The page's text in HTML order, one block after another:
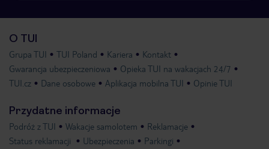
O TUI
Grupa TUI TUI Poland Kariera
Kontakt
Gwarancja ubezpieczeniowa
Opieka TUI na wakacjach 24/7
TUI.cz
Dane osobowe Aplikacja mobilna TUI Opinie TUI
Przydatne informacje
Podróż z TUI Wakacje samolotem
Reklamacje
Status reklamacji
Ubezpieczenia
Parkingi